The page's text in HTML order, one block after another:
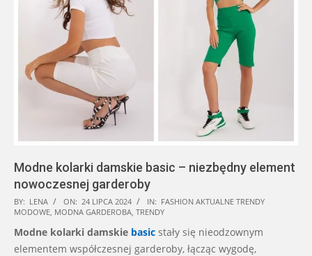
Modne kolarki damskie basic – niezbędny element
nowoczesnej garderoby
2024-
07-
24
BY: LENA ON: 24 LIPCA 2024 IN: FASHION AKTUALNE TRENDY
MODOWE MODNA GARDEROBA TRENDY
Modne kolarki damskie basic stały się nieodzownym
elementem współczesnej garderoby, łącząc wygodę,